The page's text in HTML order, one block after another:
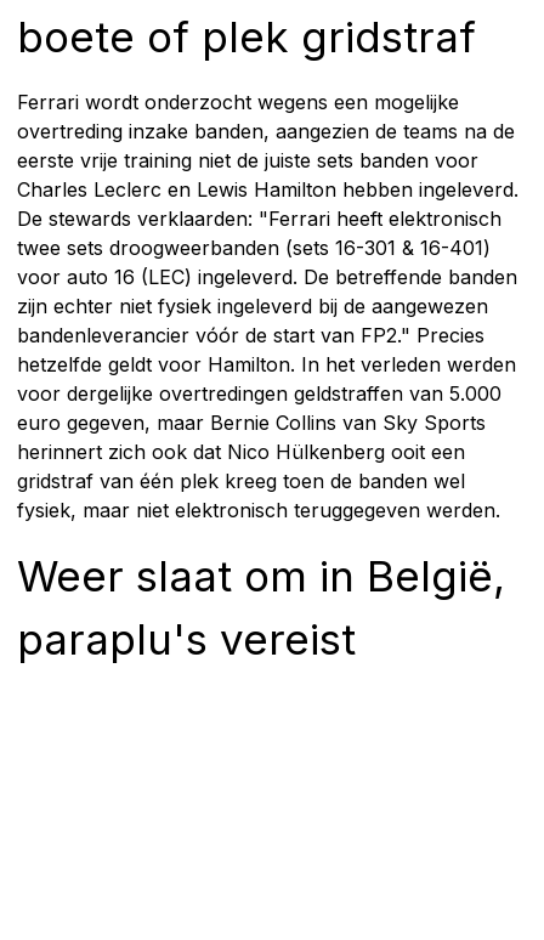
boete of plek gridstraf
Ferrari wordt onderzocht wegens een mogelijke
overtreding inzake banden, aangezien de teams na de
eerste vrije training niet de juiste sets banden voor
Charles Leclerc en Lewis Hamilton hebben ingeleverd.
De stewards verklaarden: "Ferrari heeft elektronisch
twee sets droogweerbanden (sets 16-301 & 16-401)
voor auto 16 (LEC) ingeleverd. De betreffende banden
zijn echter niet fysiek ingeleverd bij de aangewezen
bandenleverancier vóór de start van FP2." Precies
hetzelfde geldt voor Hamilton. In het verleden werden
voor dergelijke overtredingen geldstraffen van 5.000
euro gegeven, maar Bernie Collins van Sky Sports
herinnert zich ook dat Nico Hülkenberg ooit een
gridstraf van één plek kreeg toen de banden wel
fysiek, maar niet elektronisch teruggegeven werden.
Weer slaat om in België,
paraplu's vereist